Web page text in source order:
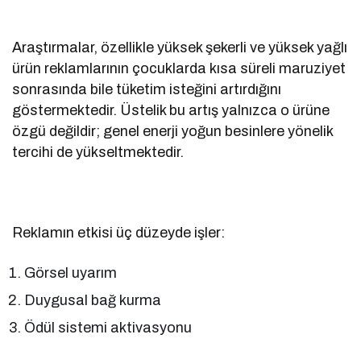
Araştırmalar, özellikle yüksek şekerli ve yüksek yağlı
ürün reklamlarının çocuklarda kısa süreli maruziyet
sonrasında bile tüketim isteğini artırdığını
göstermektedir. Üstelik bu artış yalnızca o ürüne
özgü değildir; genel enerji yoğun besinlere yönelik
tercihi de yükseltmektedir.
Reklamın etkisi üç düzeyde işler:
Görsel uyarım
Duygusal bağ kurma
Ödül sistemi aktivasyonu